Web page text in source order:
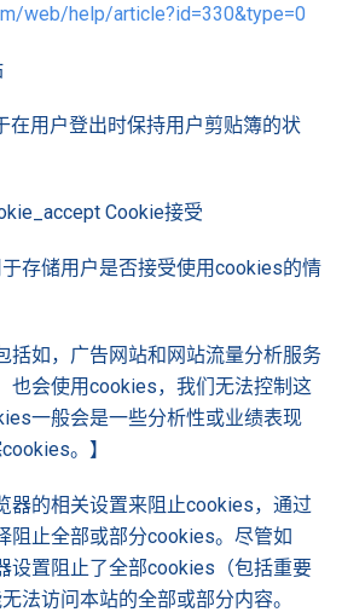
web/help/article?id=330&type=0
在用户登出时保持用户剪贴簿的状
Cookie接受
存储用户是否接受使用cookies的情
括如，广告网站和网站流量分析服务
也会使用cookies，我们无法控制这
一般会是一些分析性或业绩表现
。】
器的相关设置来阻止cookies，通过
阻止全部或部分cookies。尽管如
设置阻止了全部cookies（包括重要
法访问本站的全部或部分内容。